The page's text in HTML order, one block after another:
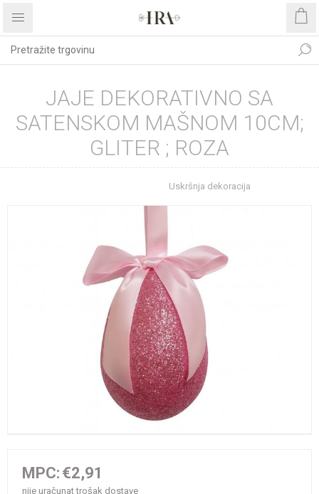
JAJE DEKORATIVNO SA
SATENSKOM MAŠNOM 10CM;
GLITER ; ROZA
Uskršnja dekoracija
MPC: €2,91
nije uračunattrošak dostave